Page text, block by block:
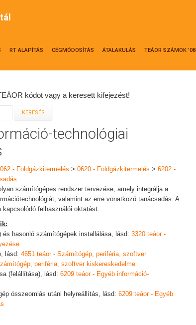
RT ALAPÍTÁS CÉGMÓDOSÍTÁS ÁTALAKULÁS TEÁOR SZÁMOK '08
kódot vagy a keresett kifejezést!
technológiai
062 - Földgázkitermelés > 0620 - Földgázkitermelés > 6202 -
számítógépes rendszer tervezése, amely integrálja a
valamint az erre vonatkozó tanácsadás. A
felhasználói oktatást.
hasonló számítógépek installálása, lásd: 3320 teáor -
lásd: 4651 teáor - Számítógép, periféria, szoftver
periféria, szoftver kiskereskedelme
(felállítása), lásd: 6209 teáor - Egyéb információ-
összeomlás utáni helyreállítás, lásd: 6209 teáor - Egyéb